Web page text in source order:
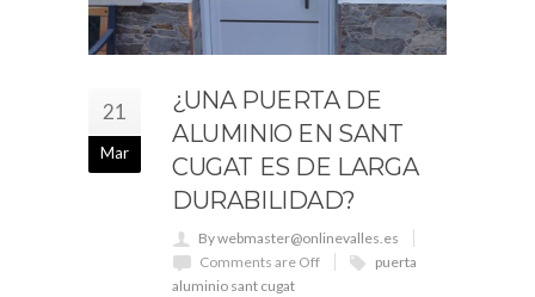
21
Mar
¿UNA PUERTA DE
ALUMINIO EN SANT
CUGAT ES DE LARGA
DURABILIDAD?
By webmaster@onlinevalles.es
Comments are Off
puerta
aluminio sant cugat